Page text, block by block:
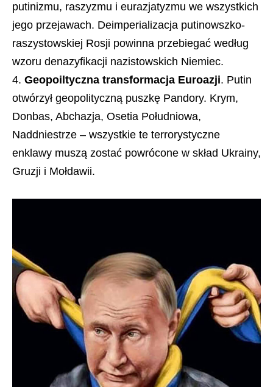
putinizmu, raszyzmu i eurazjatyzmu we wszystkich
jego przejawach. Deimperializacja putinowszko-
raszystowskiej Rosji powinna przebiegać według
wzoru denazyfikacji nazistowskich Niemiec.
Geopoiltyczna transformacja Euroazji. Putin
otwórzył geopolityczną puszkę Pandory. Krym,
Donbas, Abchazja, Osetia Południowa,
Naddniestrze – wszystkie te terrorystyczne
enklawy muszą zostać powrócone w skład Ukrainy,
Gruzji i Mołdawii.